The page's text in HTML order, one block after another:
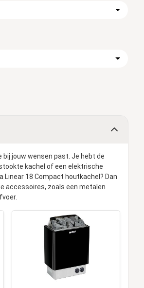
bij jouw wensen past. Je hebt de
kachel of een elektrische
Linear 18 Compact houtkachel? Dan
accessoires, zoals een metalen